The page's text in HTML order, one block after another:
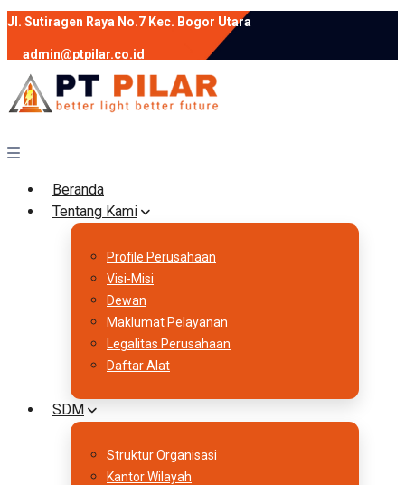
Jl. Sutiragen Raya No.7 Kec. Bogor Utara
admin@ptpilar.co.id
+62 812-9080-0020
instagram facebook
Follow :
Beranda
Tentang Kami
Profile Perusahaan
Visi-Misi
Dewan
Maklumat Pelayanan
Legalitas Perusahaan
Daftar Alat
SDM
Struktur Organisasi
Kantor Wilayah